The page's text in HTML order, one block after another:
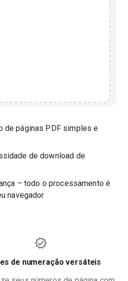
de páginas PDF simples e
de download de
– todo o processamento é
navegador
de numeração versáteis